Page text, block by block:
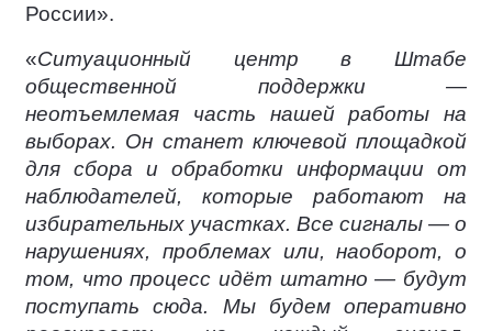
России».
«Ситуационный центр в Штабе
общественной поддержки —
неотъемлемая часть нашей работы на
выборах. Он станет ключевой площадкой
для сбора и обработки информации от
наблюдателей, которые работают на
избирательных участках. Все сигналы — о
нарушениях, проблемах или, наоборот, о
том, что процесс идёт штатно — будут
поступать сюда. Мы будем оперативно